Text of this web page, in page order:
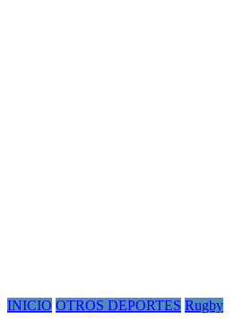
INICIO OTROS DEPORTES Rugby